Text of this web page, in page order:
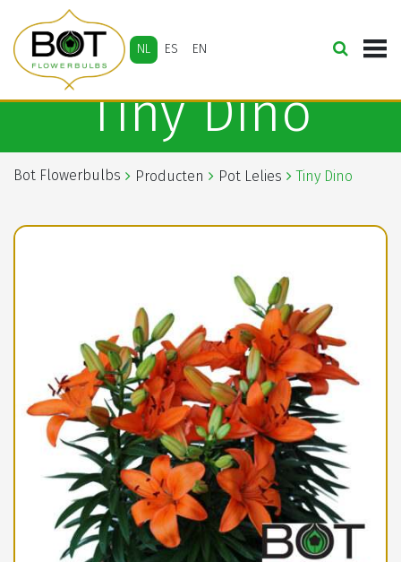
NL ES EN
Tiny Dino
Bot Flowerbulbs Producten Pot Lelies Tiny Dino